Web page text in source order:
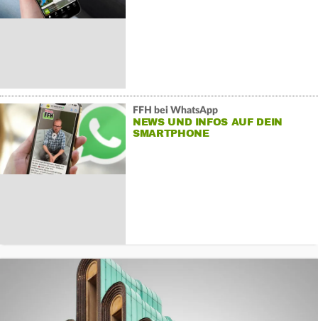
FFH bei WhatsApp
NEWS UND INFOS AUF DEIN
SMARTPHONE